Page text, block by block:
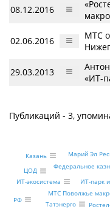
08.12.2016
02.06.2016
МТС
29.03.2013
«ИТ-
Публикаций - 3,
МТС Поволжье
ИТ-парк
Татэнерго
Федеральное
ИТ-экосистема
ЦОД
Марий Эл
Казань
РФ